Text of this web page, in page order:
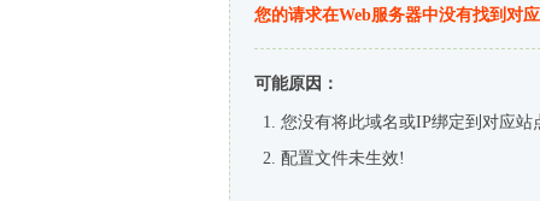
您的请求在Web服务器中没有找到对
可能原因：
您没有将此域名或IP绑定到对应站
配置文件未生效!